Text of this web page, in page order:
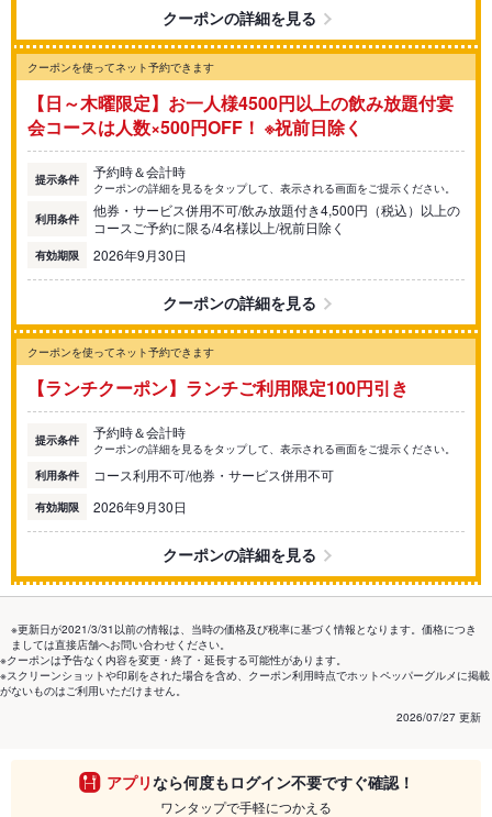
クーポンの詳細を見る
クーポンを使ってネット予約できます
【日～木曜限定】お一人様4500円以上の飲み放題付宴
会コースは人数×500円OFF！ ※祝前日除く
提示条件 予約時＆会計時
クーポンの詳細を見るをタップして、表示される画面をご提示ください。
利用条件
他券・サービス併用不可/飲み放題付き4,500円（税込）以上の
コースご予約に限る/4名様以上/祝前日除く
有効期限 2026年9月30日
クーポンの詳細を見る
クーポンを使ってネット予約できます
【ランチクーポン】ランチご利用限定100円引き
提示条件 予約時＆会計時
クーポンの詳細を見るをタップして、表示される画面をご提示ください。
利用条件
コース利用不可/他券・サービス併用不可
有効期限 2026年9月30日
クーポンの詳細を見る
※更新日が2021/3/31以前の情報は、当時の価格及び税率に基づく情報となります。価格につき
ましては直接店舗へお問い合わせください。
※クーポンは予告なく内容を変更・終了・延長する可能性があります。
※スクリーンショットや印刷をされた場合を含め、クーポン利用時点でホットペッパーグルメに掲載
がないものはご利用いただけません。
2026/07/27 更新
アプリなら何度もログイン不要ですぐ確認！
ワンタップで手軽につかえる